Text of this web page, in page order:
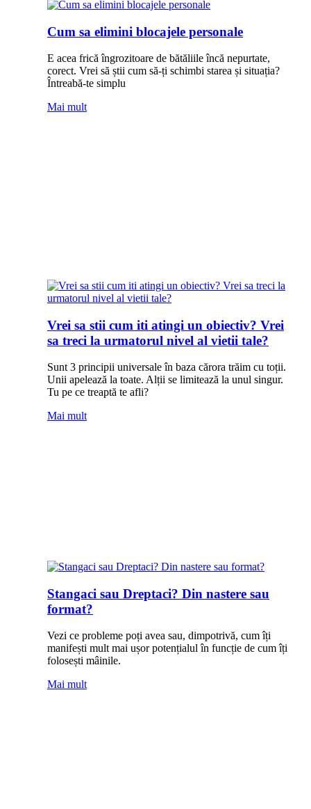
Cum sa elimini blocajele personale
E acea frică îngrozitoare de bătăliile încă nepurtate,
corect. Vrei să știi cum să-ți schimbi starea și situația?
Întreabă-te simplu
Mai mult
Vrei sa stii cum iti atingi un obiectiv? Vrei
sa treci la urmatorul nivel al vietii tale?
Sunt 3 principii universale în baza cărora trăim cu toții.
Unii apelează la toate. Alții se limitează la unul singur.
Tu pe ce treaptă te afli?
Mai mult
Stangaci sau Dreptaci? Din nastere sau
format?
Vezi ce probleme poți avea sau, dimpotrivă, cum îți
manifești mult mai ușor potențialul în funcție de cum îți
folosești mâinile.
Mai mult